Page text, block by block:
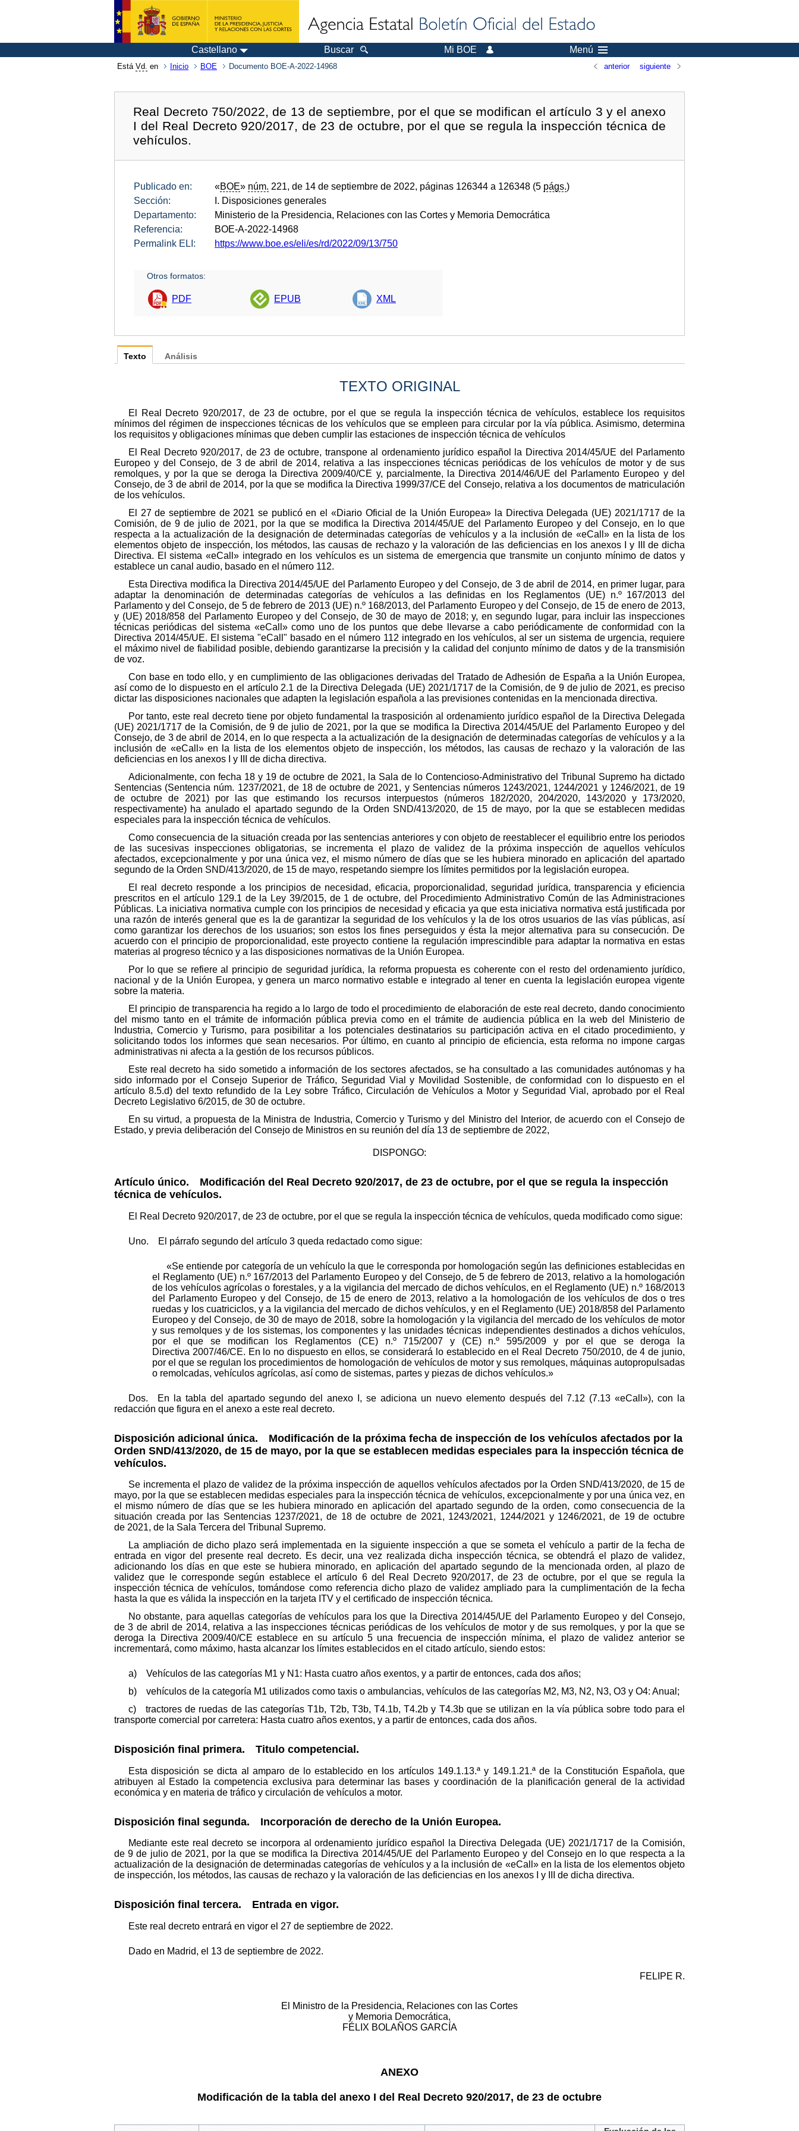
Castellano Buscar Mi BOE Menú
Está Vd. en Inicio BOE Documento BOE-A-2022-14968 anterior siguiente
Real Decreto 750/2022, de 13 de septiembre, por el que se modifican el artículo 3 y el anexo
I del Real Decreto 920/2017, de 23 de octubre, por el que se regula la inspección técnica de
vehículos.
Publicado en: «BOE» núm. 221, de 14 de septiembre de 2022, páginas 126344 a 126348 (5 págs.)
Sección:
I. Disposiciones generales
Departamento:
Ministerio de la Presidencia, Relaciones con las Cortes y Memoria Democrática
Referencia:
BOE-A-2022-14968
Permalink ELI:
https://www.boe.es/eli/es/rd/2022/09/13/750
Otros formatos:
PDF EPUB XML
Texto
TEXTO ORIGINAL
El Real Decreto 920/2017, de 23 de octubre, por el que se regula la inspección técnica de vehículos, establece los requisitos
mínimos del régimen de inspecciones técnicas de los vehículos que se empleen para circular por la vía pública. Asimismo, determina
los requisitos y obligaciones mínimas que deben cumplir las estaciones de inspección técnica de vehículos
El Real Decreto 920/2017, de 23 de octubre, transpone al ordenamiento jurídico español la Directiva 2014/45/UE del Parlamento
Europeo y del Consejo, de 3 de abril de 2014, relativa a las inspecciones técnicas periódicas de los vehículos de motor y de sus
remolques, y por la que se deroga la Directiva 2009/40/CE y, parcialmente, la Directiva 2014/46/UE del Parlamento Europeo y del
Consejo, de 3 de abril de 2014, por la que se modifica la Directiva 1999/37/CE del Consejo, relativa a los documentos de matriculación
de los vehículos.
El 27 de septiembre de 2021 se publicó en el «Diario Oficial de la Unión Europea» la Directiva Delegada (UE) 2021/1717 de la
Comisión, de 9 de julio de 2021, por la que se modifica la Directiva 2014/45/UE del Parlamento Europeo y del Consejo, en lo que
respecta a la actualización de la designación de determinadas categorías de vehículos y a la inclusión de «eCall» en la lista de los
elementos objeto de inspección, los métodos, las causas de rechazo y la valoración de las deficiencias en los anexos I y III de dicha
Directiva. El sistema «eCall» integrado en los vehículos es un sistema de emergencia que transmite un conjunto mínimo de datos y
establece un canal audio, basado en el número 112.
Esta Directiva modifica la Directiva 2014/45/UE del Parlamento Europeo y del Consejo, de 3 de abril de 2014, en primer lugar, para
adaptar la denominación de determinadas categorías de vehículos a las definidas en los Reglamentos (UE) n.º 167/2013 del
Parlamento y del Consejo, de 5 de febrero de 2013 (UE) n.º 168/2013, del Parlamento Europeo y del Consejo, de 15 de enero de 2013,
y (UE) 2018/858 del Parlamento Europeo y del Consejo, de 30 de mayo de 2018; y, en segundo lugar, para incluir las inspecciones
técnicas periódicas del sistema «eCall» como uno de los puntos que debe llevarse a cabo periódicamente de conformidad con la
Directiva 2014/45/UE. El sistema "eCall" basado en el número 112 integrado en los vehículos, al ser un sistema de urgencia, requiere
el máximo nivel de fiabilidad posible, debiendo garantizarse la precisión y la calidad del conjunto mínimo de datos y de la transmisión
de voz.
Con base en todo ello, y en cumplimiento de las obligaciones derivadas del Tratado de Adhesión de España a la Unión Europea,
así como de lo dispuesto en el artículo 2.1 de la Directiva Delegada (UE) 2021/1717 de la Comisión, de 9 de julio de 2021, es preciso
dictar las disposiciones nacionales que adapten la legislación española a las previsiones contenidas en la mencionada directiva.
Por tanto, este real decreto tiene por objeto fundamental la trasposición al ordenamiento jurídico español de la Directiva Delegada
(UE) 2021/1717 de la Comisión, de 9 de julio de 2021, por la que se modifica la Directiva 2014/45/UE del Parlamento Europeo y del
Consejo, de 3 de abril de 2014, en lo que respecta a la actualización de la designación de determinadas categorías de vehículos y a la
inclusión de «eCall» en la lista de los elementos objeto de inspección, los métodos, las causas de rechazo y la valoración de las
deficiencias en los anexos I y III de dicha directiva.
Adicionalmente, con fecha 18 y 19 de octubre de 2021, la Sala de lo Contencioso-Administrativo del Tribunal Supremo ha dictado
Sentencias (Sentencia núm. 1237/2021, de 18 de octubre de 2021, y Sentencias números 1243/2021, 1244/2021 y 1246/2021, de 19
de octubre de 2021) por las que estimando los recursos interpuestos (números 182/2020, 204/2020, 143/2020 y 173/2020,
respectivamente) ha anulado el apartado segundo de la Orden SND/413/2020, de 15 de mayo, por la que se establecen medidas
especiales para la inspección técnica de vehículos.
Como consecuencia de la situación creada por las sentencias anteriores y con objeto de reestablecer el equilibrio entre los periodos
de las sucesivas inspecciones obligatorias, se incrementa el plazo de validez de la próxima inspección de aquellos vehículos
afectados, excepcionalmente y por una única vez, el mismo número de días que se les hubiera minorado en aplicación del apartado
segundo de la Orden SND/413/2020, de 15 de mayo, respetando siempre los límites permitidos por la legislación europea.
El real decreto responde a los principios de necesidad, eficacia, proporcionalidad, seguridad jurídica, transparencia y eficiencia
prescritos en el artículo 129.1 de la Ley 39/2015, de 1 de octubre, del Procedimiento Administrativo Común de las Administraciones
Públicas. La iniciativa normativa cumple con los principios de necesidad y eficacia ya que esta iniciativa normativa está justificada por
una razón de interés general que es la de garantizar la seguridad de los vehículos y la de los otros usuarios de las vías públicas, así
como garantizar los derechos de los usuarios; son estos los fines perseguidos y ésta la mejor alternativa para su consecución. De
acuerdo con el principio de proporcionalidad, este proyecto contiene la regulación imprescindible para adaptar la normativa en estas
materias al progreso técnico y a las disposiciones normativas de la Unión Europea.
Por lo que se refiere al principio de seguridad jurídica, la reforma propuesta es coherente con el resto del ordenamiento jurídico,
nacional y de la Unión Europea, y genera un marco normativo estable e integrado al tener en cuenta la legislación europea vigente
sobre la materia.
El principio de transparencia ha regido a lo largo de todo el procedimiento de elaboración de este real decreto, dando conocimiento
del mismo tanto en el trámite de información pública previa como en el trámite de audiencia pública en la web del Ministerio de
Industria, Comercio y Turismo, para posibilitar a los potenciales destinatarios su participación activa en el citado procedimiento, y
solicitando todos los informes que sean necesarios. Por último, en cuanto al principio de eficiencia, esta reforma no impone cargas
administrativas ni afecta a la gestión de los recursos públicos.
Este real decreto ha sido sometido a información de los sectores afectados, se ha consultado a las comunidades autónomas y ha
sido informado por el Consejo Superior de Tráfico, Seguridad Vial y Movilidad Sostenible, de conformidad con lo dispuesto en el
artículo 8.5.d) del texto refundido de la Ley sobre Tráfico, Circulación de Vehículos a Motor y Seguridad Vial, aprobado por el Real
Decreto Legislativo 6/2015, de 30 de octubre.
En su virtud, a propuesta de la Ministra de Industria, Comercio y Turismo y del Ministro del Interior, de acuerdo con el Consejo de
Estado, y previa deliberación del Consejo de Ministros en su reunión del día 13 de septiembre de 2022,
DISPONGO:
Artículo único. Modificación del Real Decreto 920/2017, de 23 de octubre, por el que se regula la inspección
técnica de vehículos.
El Real Decreto 920/2017, de 23 de octubre, por el que se regula la inspección técnica de vehículos, queda modificado como sigue:
Uno. El párrafo segundo del artículo 3 queda redactado como sigue:
«Se entiende por categoría de un vehículo la que le corresponda por homologación según las definiciones establecidas en
el Reglamento (UE) n.º 167/2013 del Parlamento Europeo y del Consejo, de 5 de febrero de 2013, relativo a la homologación
de los vehículos agrícolas o forestales, y a la vigilancia del mercado de dichos vehículos, en el Reglamento (UE) n.º 168/2013
del Parlamento Europeo y del Consejo, de 15 de enero de 2013, relativo a la homologación de los vehículos de dos o tres
ruedas y los cuatriciclos, y a la vigilancia del mercado de dichos vehículos, y en el Reglamento (UE) 2018/858 del Parlamento
Europeo y del Consejo, de 30 de mayo de 2018, sobre la homologación y la vigilancia del mercado de los vehículos de motor
y sus remolques y de los sistemas, los componentes y las unidades técnicas independientes destinados a dichos vehículos,
por el que se modifican los Reglamentos (CE) n.º 715/2007 y (CE) n.º 595/2009 y por el que se deroga la
Directiva 2007/46/CE. En lo no dispuesto en ellos, se considerará lo establecido en el Real Decreto 750/2010, de 4 de junio,
por el que se regulan los procedimientos de homologación de vehículos de motor y sus remolques, máquinas autopropulsadas
o remolcadas, vehículos agrícolas, así como de sistemas, partes y piezas de dichos vehículos.»
Dos. En la tabla del apartado segundo del anexo I, se adiciona un nuevo elemento después del 7.12 (7.13 «eCall»), con la
redacción que figura en el anexo a este real decreto.
Disposición adicional única. Modificación de la próxima fecha de inspección de los vehículos afectados por la
Orden SND/413/2020, de 15 de mayo, por la que se establecen medidas especiales para la inspección técnica de
vehículos.
Se incrementa el plazo de validez de la próxima inspección de aquellos vehículos afectados por la Orden SND/413/2020, de 15 de
mayo, por la que se establecen medidas especiales para la inspección técnica de vehículos, excepcionalmente y por una única vez, en
el mismo número de días que se les hubiera minorado en aplicación del apartado segundo de la orden, como consecuencia de la
situación creada por las Sentencias 1237/2021, de 18 de octubre de 2021, 1243/2021, 1244/2021 y 1246/2021, de 19 de octubre
de 2021, de la Sala Tercera del Tribunal Supremo.
La ampliación de dicho plazo será implementada en la siguiente inspección a que se someta el vehículo a partir de la fecha de
entrada en vigor del presente real decreto. Es decir, una vez realizada dicha inspección técnica, se obtendrá el plazo de validez,
adicionando los días en que este se hubiera minorado, en aplicación del apartado segundo de la mencionada orden, al plazo de
validez que le corresponde según establece el artículo 6 del Real Decreto 920/2017, de 23 de octubre, por el que se regula la
inspección técnica de vehículos, tomándose como referencia dicho plazo de validez ampliado para la cumplimentación de la fecha
hasta la que es válida la inspección en la tarjeta ITV y el certificado de inspección técnica.
No obstante, para aquellas categorías de vehículos para los que la Directiva 2014/45/UE del Parlamento Europeo y del Consejo,
de 3 de abril de 2014, relativa a las inspecciones técnicas periódicas de los vehículos de motor y de sus remolques, y por la que se
deroga la Directiva 2009/40/CE establece en su artículo 5 una frecuencia de inspección mínima, el plazo de validez anterior se
incrementará, como máximo, hasta alcanzar los límites establecidos en el citado artículo, siendo estos:
a) Vehículos de las categorías M1 y N1: Hasta cuatro años exentos, y a partir de entonces, cada dos años;
b) vehículos de la categoría M1 utilizados como taxis o ambulancias, vehículos de las categorías M2, M3, N2, N3, O3 y O4: Anual;
c) tractores de ruedas de las categorías T1b, T2b, T3b, T4.1b, T4.2b y T4.3b que se utilizan en la vía pública sobre todo para el
transporte comercial por carretera: Hasta cuatro años exentos, y a partir de entonces, cada dos años.
Disposición final primera. Titulo competencial.
Esta disposición se dicta al amparo de lo establecido en los artículos 149.1.13.ª y 149.1.21.ª de la Constitución Española, que
atribuyen al Estado la competencia exclusiva para determinar las bases y coordinación de la planificación general de la actividad
económica y en materia de tráfico y circulación de vehículos a motor.
Disposición final segunda. Incorporación de derecho de la Unión Europea.
Mediante este real decreto se incorpora al ordenamiento jurídico español la Directiva Delegada (UE) 2021/1717 de la Comisión,
de 9 de julio de 2021, por la que se modifica la Directiva 2014/45/UE del Parlamento Europeo y del Consejo en lo que respecta a la
actualización de la designación de determinadas categorías de vehículos y a la inclusión de «eCall» en la lista de los elementos objeto
de inspección, los métodos, las causas de rechazo y la valoración de las deficiencias en los anexos I y III de dicha directiva.
Disposición final tercera. Entrada en vigor.
Este real decreto entrará en vigor el 27 de septiembre de 2022.
Dado en Madrid, el 13 de septiembre de 2022.
FELIPE R.
El Ministro de la Presidencia, Relaciones con las Cortes
y Memoria Democrática,
FÉLIX BOLAÑOS GARCÍA
ANEXO
Modificación de la tabla del anexo I del Real Decreto 920/2017, de 23 de octubre
Análisis